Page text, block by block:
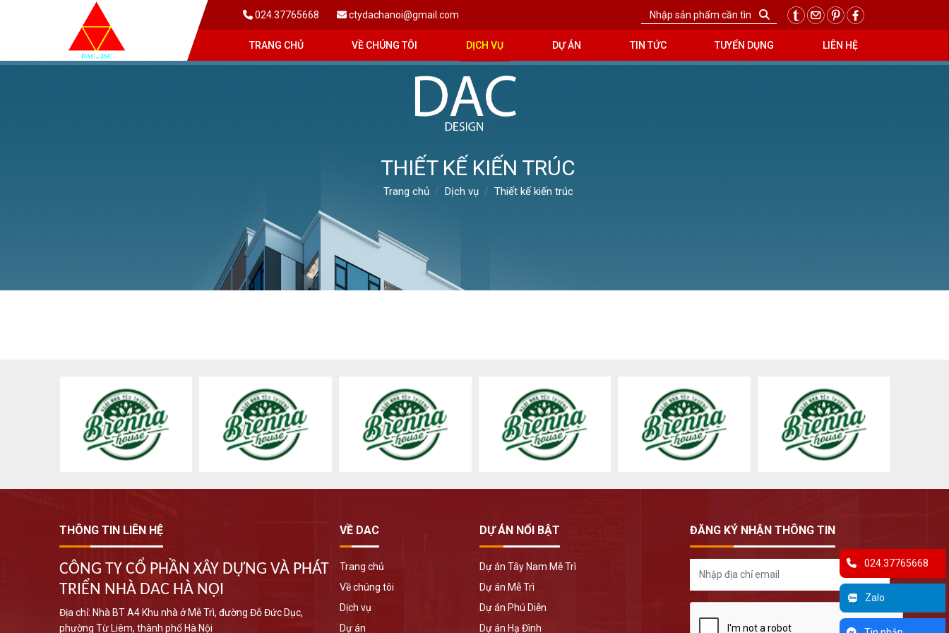
024.37765668 ctydachanoi@gmail.com
TRANG CHỦ VỀ CHÚNG TÔI DỊCH VỤ DỰ ÁN TIN TỨC TUYỂN DỤNG LIÊN HỆ
THIẾT KẾ KIẾN TRÚC
Trang chủ Dịch vụ Thiết kế kiến trúc
THÔNG TIN LIÊN HỆ
CÔNG TY CỔ PHẦN XÂY DỰNG VÀ PHÁT
TRIỂN NHÀ DAC HÀ NỘI
Địa chỉ: Nhà BT A4 Khu nhà ở Mễ Trì, đường Đỗ Đức Dục,
phường Từ Liêm, thành phố Hà Nội
VỀ DAC
Trang chủ
Về chúng tôi
Dịch vụ
Dự án
DỰ ÁN NỔI BẬT
Dự án Tây Nam Mễ Trì
Dự án Mễ Trì
Dự án Phú Diễn
Dự án Hạ Đình
ĐĂNG KÝ NHẬN THÔNG TIN
024.37765668
Zalo